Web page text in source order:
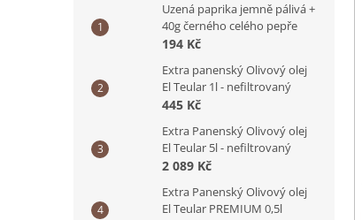
Uzená paprika jemně pálivá +
40g černého celého pepře
194 Kč
Extra panenský Olivový olej
El Teular 1l - nefiltrovaný
445 Kč
Extra Panenský Olivový olej
El Teular 5l - nefiltrovaný
2 089 Kč
Extra Panenský Olivový olej
El Teular PREMIUM 0,5l